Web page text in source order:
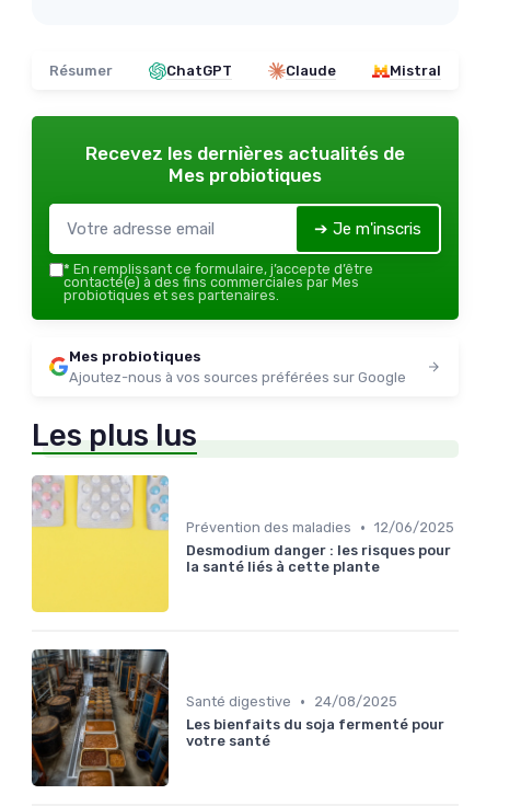
Résumer ChatGPT Claude Mistral
Recevez les dernières actualités de
Mes probiotiques
➔ Je m'inscris
* En remplissant ce formulaire, j’accepte d’être
contacté(e) à des fins commerciales par Mes
probiotiques et ses partenaires.
Mes probiotiques
Ajoutez-nous à vos sources préférées sur Google
Les plus lus
Prévention des maladies • 12/06/2025
Desmodium danger : les risques pour
la santé liés à cette plante
Santé digestive •
24/08/2025
Les bienfaits du soja fermenté pour
votre santé